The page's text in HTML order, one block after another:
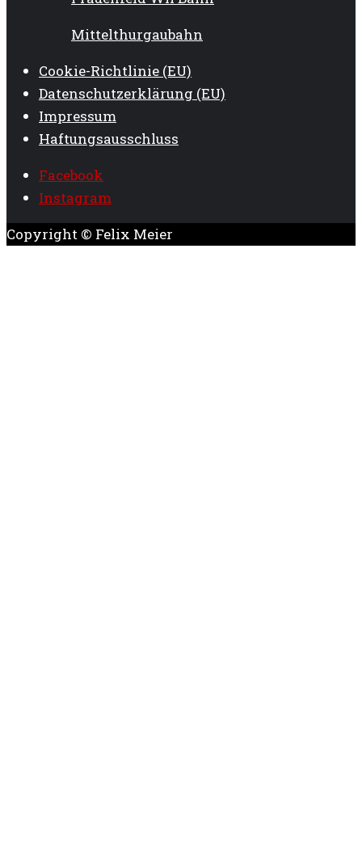
Mittelthurgaubahn
Cookie-Richtlinie (EU)
Datenschutzerklärung (EU)
Impressum
Haftungsausschluss
Facebook
Instagram
Copyright © Felix Meier